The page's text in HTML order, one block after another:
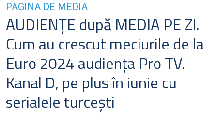
PAGINA DE MEDIA
AUDIENŢE după MEDIA PE ZI.
Cum au crescut meciurile de la
Euro 2024 audienţa Pro TV.
Kanal D, pe plus în iunie cu
serialele turceşti